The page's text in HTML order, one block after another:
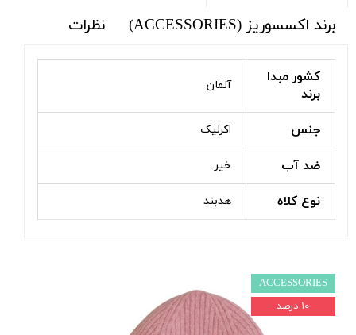
برند اکسسوریز (ACCESSORIES)
نظرات
کشور مبدا
برند
آلمان
جنس اکرلیک
ضد آب خیر
نوع کلاه هدبند
ACCESSORIES
۱۰ درصد